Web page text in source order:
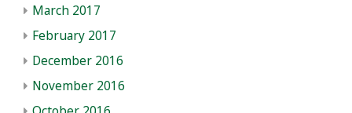
March 2017
February 2017
December 2016
November 2016